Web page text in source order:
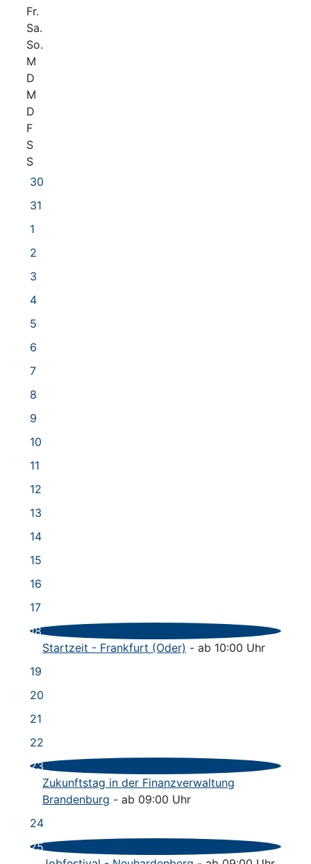
Fr.
Sa.
So.
M
D
M
D
F
S
S
30
31
1
2
3
4
5
6
7
8
9
10
11
12
13
14
15
16
17
18
Startzeit - Frankfurt (Oder) - ab 10:00 Uhr
19
20
21
22
23
Zukunftstag in der Finanzverwaltung
Brandenburg - ab 09:00 Uhr
24
25